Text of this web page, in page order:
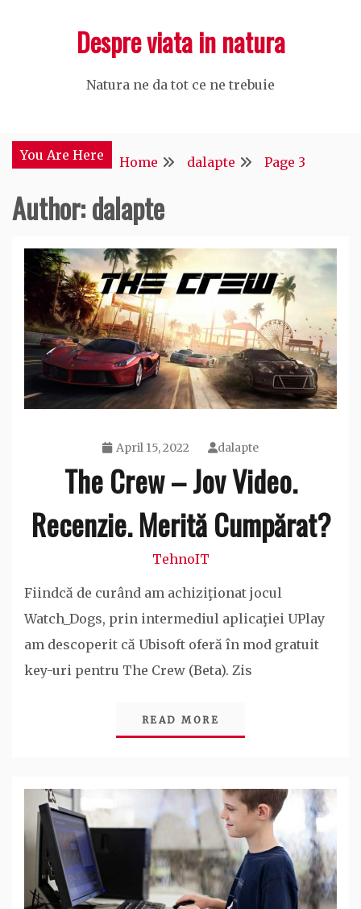
Despre viata in natura
Natura ne da tot ce ne trebuie
You Are Here Home dalapte Page 3
Author:dalapte
April 15, 2022 dalapte
The Crew – Jov Video.
Recenzie. Merită Cumpărat?
TehnoIT
Fiindcă de curând am achiziţionat jocul
Watch_Dogs, prin intermediul aplicaţiei UPlay
am descoperit că Ubisoft oferă în mod gratuit
key-uri pentru The Crew (Beta). Zis
READ MORE